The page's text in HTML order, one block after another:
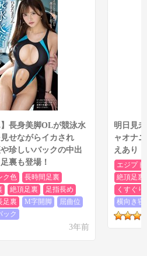
】長身美脚OLが競泳水
せながらイカされ
珍しいバックの中出
裏も登場！
ク色
長時間足裏
絶頂足裏
足指長め
足裏 M字開脚
屈曲位
ック
3年前
明日見
ャオナ
えあり！
エジプト
絶頂足裏
くすぐり
横向き寝